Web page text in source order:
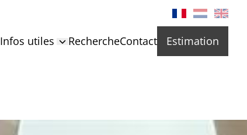
Infos utiles RechercheContact Estimation